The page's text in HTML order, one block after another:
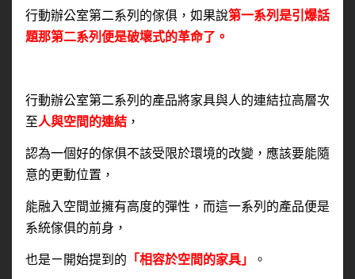
行動辦公室第二系列的傢俱， 如果說第一系列是引爆話
題那第二系列便是破壞式的革命了。
行動辦公室第二系列的產品將家具與人的連結拉高層次
至人與空間的連結，
認為一個好的傢俱不該受限於環境的改變，應該要能隨
意的更動位置，
能融入空間並擁有高度的彈性，而這一系列的產品便是
系統傢俱的前身，
也是ㄧ開始提到的 「相容於空間的家具」 。